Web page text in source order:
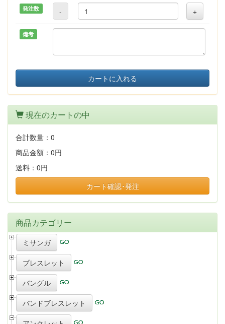
発注数 - +
備考
カートに入れる
現在のカートの中
合計数量： 0
商品金額： 0円
送料： 0円
カート確認･発注
商品カテゴリー
ミサンガ
ブレスレット
バングル
バンドブレスレット